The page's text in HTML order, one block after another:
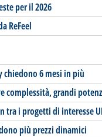
per il 2026
ReFeel
chiedono 6 mesi in più
complessità, grandi
tra i progetti di interesse
più prezzi dinamici